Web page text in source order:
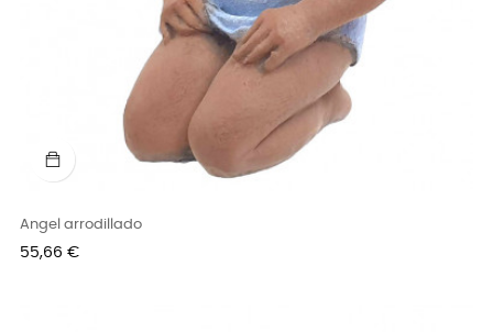
Angel arrodillado
Precio
55,66 €